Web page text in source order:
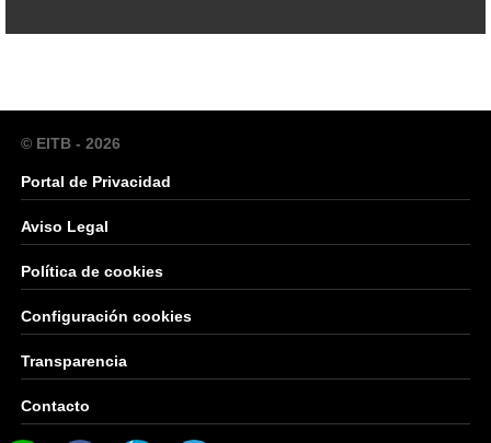
© EITB - 2026
Portal de Privacidad
Aviso Legal
Política de cookies
Configuración cookies
Transparencia
Contacto